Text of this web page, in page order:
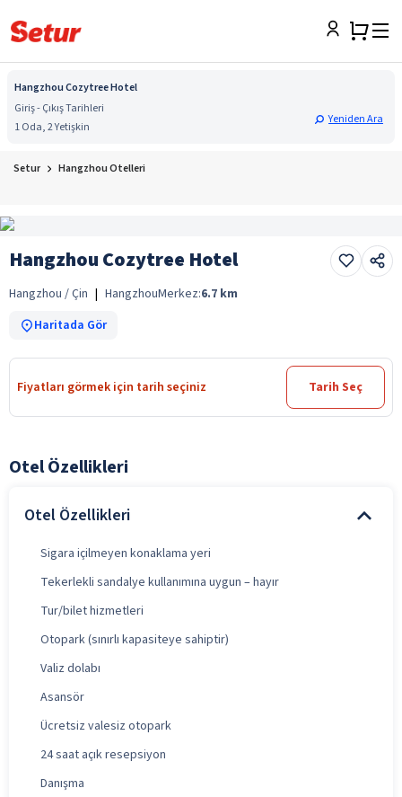
Hangzhou Cozytree Hotel
Giriş - Çıkış Tarihleri
1 Oda, 2 Yetişkin
Yeniden Ara
Setur Hangzhou Otelleri
Hangzhou Cozytree Hotel
Hangzhou / Çin | HangzhouMerkez:6.7 km
Haritada Gör
Fiyatları görmek için tarih seçiniz Tarih Seç
Otel Özellikleri
Otel Özellikleri
Sigara içilmeyen konaklama yeri
Tekerlekli sandalye kullanımına uygun – hayır
Tur/bilet hizmetleri
Otopark (sınırlı kapasiteye sahiptir)
Valiz dolabı
Asansör
Ücretsiz valesiz otopark
24 saat açık resepsiyon
Danışma